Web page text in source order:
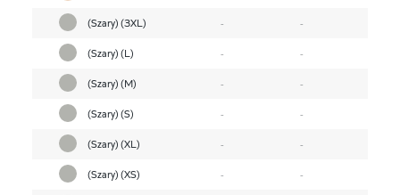
(Szary) (3XL)
-
-
(Szary) (L)
-
-
(Szary) (M)
-
-
(Szary) (S)
-
-
(Szary) (XL)
-
-
(Szary) (XS)
-
-